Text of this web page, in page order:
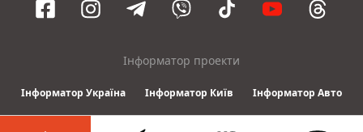
Інформатор проекти
Інформатор Україна Інформатор Київ Інформатор Авто